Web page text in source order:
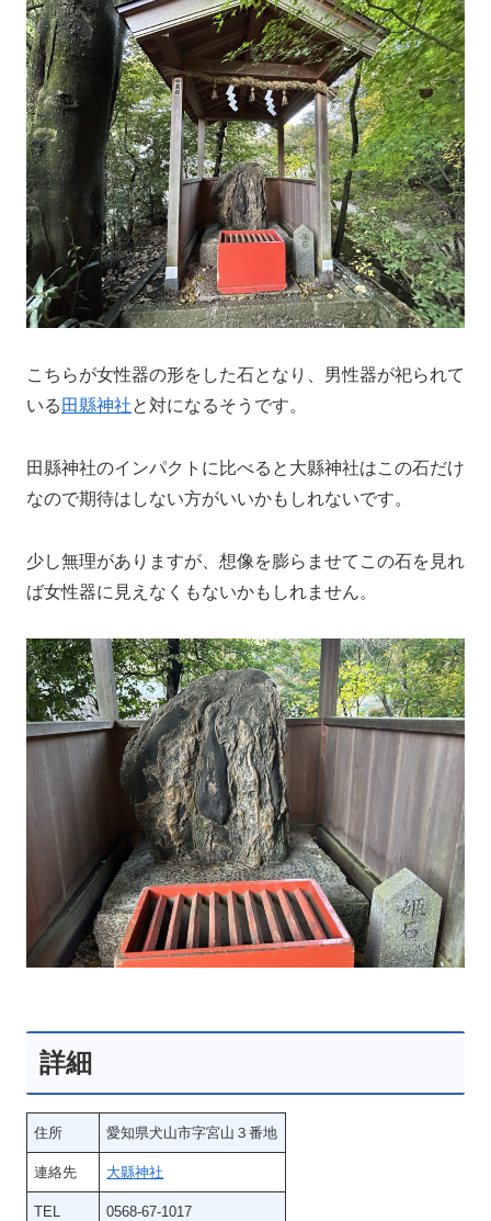
こちらが女性器の形をした石となり、男性器が祀られて
いる 田縣神社と対になるそうです。
田縣神社のインパクトに比べると大縣神社はこの石だけ
なので期待はしない方がいいかもしれないです。
少し無理がありますが、想像を膨らませてこの石を見れ
ば女性器に見えなくもないかもしれません。
詳細
住所 愛知県犬山市字宮山３番地
連絡先 大縣神社
TEL 0568-67-1017